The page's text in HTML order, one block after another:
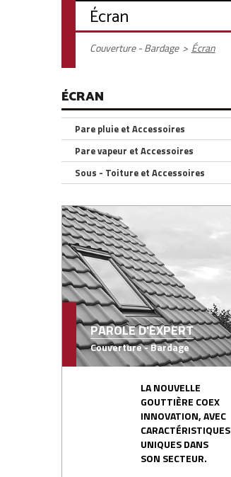
Écran
Couverture - Bardage > Écran
ÉCRAN
Pare pluie et Accessoires
Pare vapeur et Accessoires
Sous - Toiture et Accessoires
PAROLE D'EXPERT
Couverture - Bardage
LA NOUVELLE
GOUTTIÈRE COEX
INNOVATION, AVEC
CARACTÉRISTIQUES
UNIQUES DANS
SON SECTEUR.